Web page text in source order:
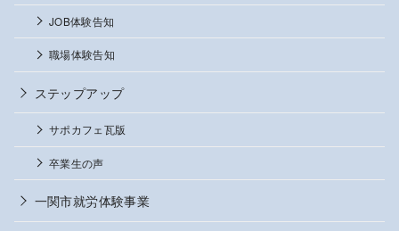
JOB体験告知
職場体験告知
ステップアップ
サポカフェ瓦版
卒業生の声
一関市就労体験事業